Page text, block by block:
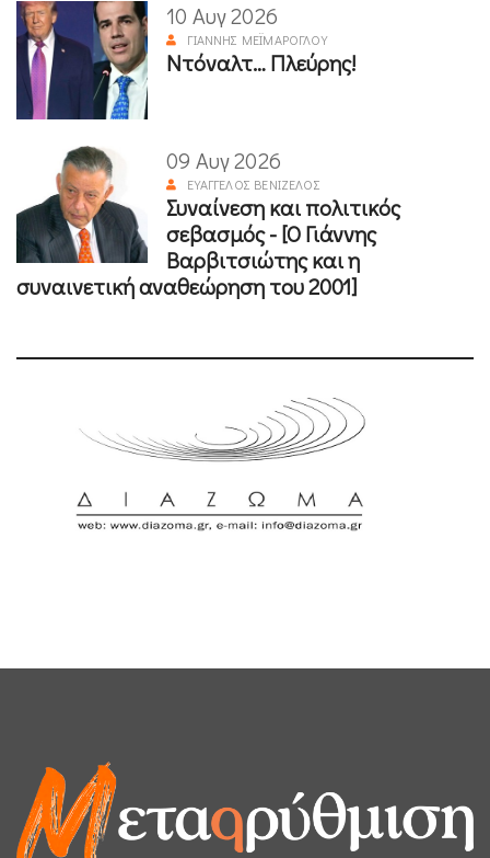
10 Αυγ 2026
ΓΙΆΝΝΗΣ ΜΕΪΜΆΡΟΓΛΟΥ
Ντόναλτ… Πλεύρης!
09 Αυγ 2026
ΕΥΆΓΓΕΛΟΣ ΒΕΝΙΖΈΛΟΣ
Συναίνεση και πολιτικός
σεβασμός - [Ο Γιάννης
Βαρβιτσιώτης και η
συναινετική αναθεώρηση του 2001]